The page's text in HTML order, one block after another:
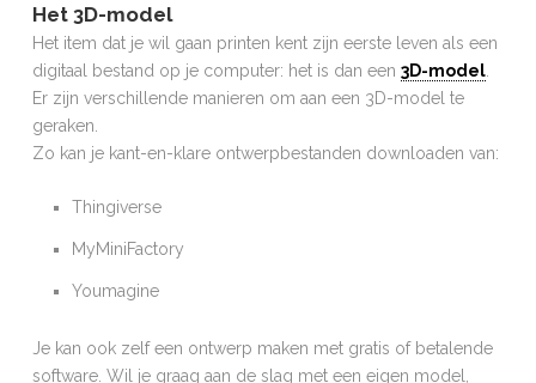
AAN DE SLAG!
TROUBLESHOOT
PRINTERDATABASE
OVER DEZE WEBSITE
OVER FLAM3D
Het 3D-model
Het item dat je wil gaan printen kent zijn eerste leven als een
digitaal bestand op je computer: het is dan een 3D-model.
Er zijn verschillende manieren om aan een 3D-model te
geraken.
Zo kan je kant-en-klare ontwerpbestanden downloaden van:
Thingiverse
MyMiniFactory
Youmagine
Je kan ook zelf een ontwerp maken met gratis of betalende
software. Wil je graag aan de slag met een eigen model,